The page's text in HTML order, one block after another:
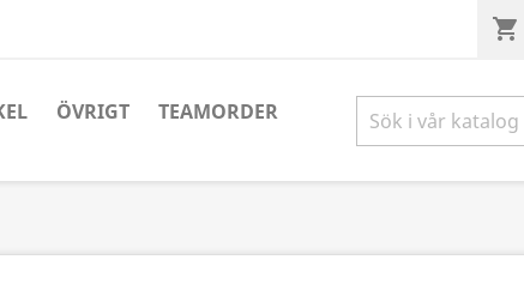
shopping_cart
ÖVRIGT TEAMORDER